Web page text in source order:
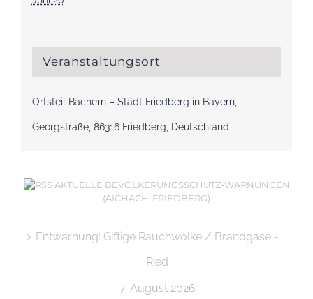
Veranstaltungsort
Ortsteil Bachern – Stadt Friedberg in Bayern,
Georgstraße, 86316 Friedberg, Deutschland
AKTUELLE BEVÖLKERUNGSSCHUTZ-WARNUNGEN
(AICHACH-FRIEDBERG)
Entwarnung: Giftige Rauchwolke / Brandgase -
Ried
7. August 2026